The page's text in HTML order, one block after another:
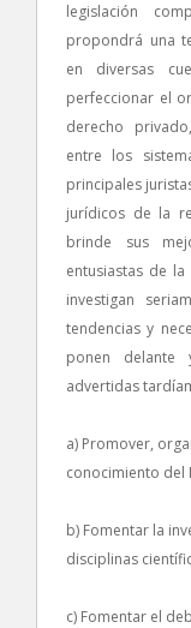
legislación
propondrá una
en diversas
perfeccionar el
derecho
entre los
principales
jurídicos de la
brinde sus
entusiastas de
investigan
tendencias y
ponen delante
advertidas
a) Promover,
conocimiento del
b) Fomentar la
disciplinas
c) Fomentar el